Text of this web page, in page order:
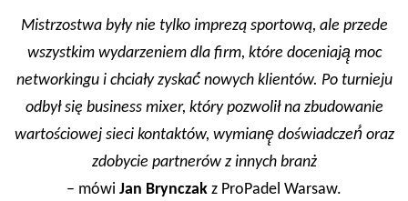
Mistrzostwa były nie tylko imprezą sportową, ale przede
wszystkim wydarzeniem dla firm, które doceniają̨ moc
networkingu i chciały zyskać́ nowych klientów. Po turnieju
odbył się business mixer, który pozwolił na zbudowanie
wartościowej sieci kontaktów, wymianę̨ doświadczeń́ oraz
zdobycie partnerów z innych branż
– mówi Jan Brynczak z ProPadel Warsaw.